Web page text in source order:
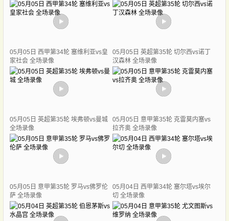
05月05日 西甲第34轮 塞维利亚vs皇
家社会 全场录像
05月05日 英超第35轮 切尔西vs诺丁
汉森林 全场录像
05月05日 英超第35轮 埃弗顿vs曼城
全场录像
05月05日 意甲第35轮 克雷莫内塞vs
拉齐奥 全场录像
05月05日 意甲第35轮 罗马vs佛罗伦
萨 全场录像
05月04日 西甲第34轮 塞尔塔vs埃尔
切 全场录像